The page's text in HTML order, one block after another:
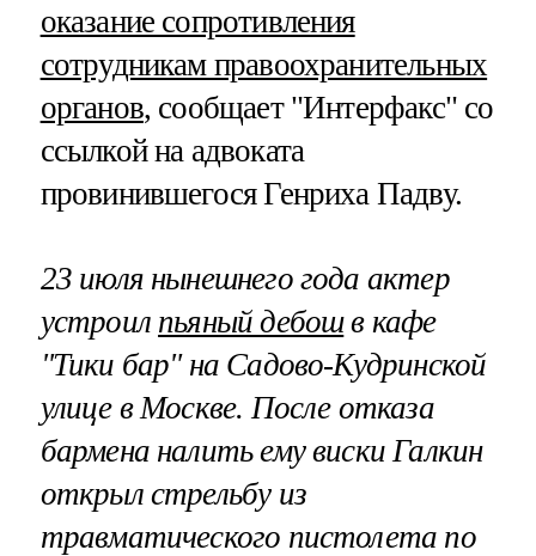
оказание сопротивления
сотрудникам правоохранительных
органов, сообщает "Интерфакс" со
ссылкой на адвоката
провинившегося Генриха Падву.
23 июля нынешнего года актер
устроил пьяный дебошв кафе
"Тики бар" на Садово-Кудринской
улице в Москве. После отказа
бармена налить ему виски Галкин
открыл стрельбу из
травматического пистолета по